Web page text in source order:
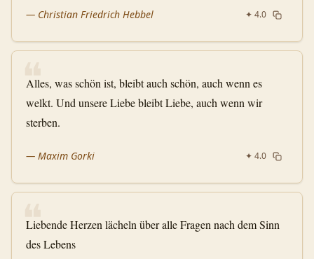
— Christian Friedrich Hebbel ✦ 4.0
❝
Alles, was schön ist, bleibt auch schön, auch wenn es
welkt. Und unsere Liebe bleibt Liebe, auch wenn wir
sterben.
— Maxim Gorki ✦ 4.0
❝
Liebende Herzen lächeln über alle Fragen nach dem Sinn
des Lebens